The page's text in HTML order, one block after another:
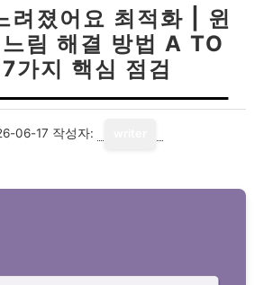
려졌어요 최적화 | 윈
림 해결 방법 A TO
가지 핵심 점검
06-17 작성자: